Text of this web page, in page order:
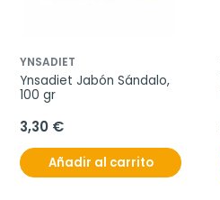
YNSADIET
Ynsadiet Jabón Sándalo,
100 gr
3,30 €
Añadir al carrito